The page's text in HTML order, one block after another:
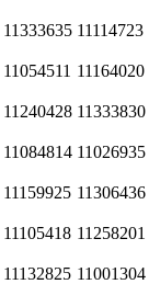
11333635 11114723
11054511 11164020
11240428 11333830
11084814 11026935
11159925 11306436
11105418 11258201
11132825 11001304